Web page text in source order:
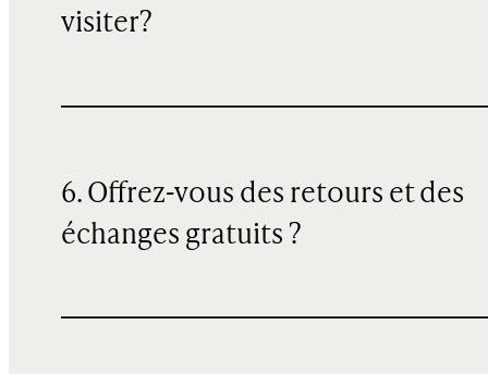
visiter?
6. Offrez-vous des retours et des
échanges gratuits ?